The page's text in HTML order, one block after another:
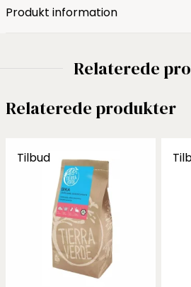
Produkt information
Relaterede
Relaterede produkter
Tilbud